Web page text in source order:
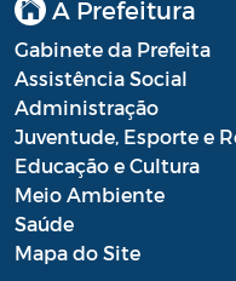
A Prefeitura
Gabinete da Prefeita
Assistência Social
Administração
Juventude, Esporte e
Educação e Cultura
Meio Ambiente
Saúde
Mapa do Site